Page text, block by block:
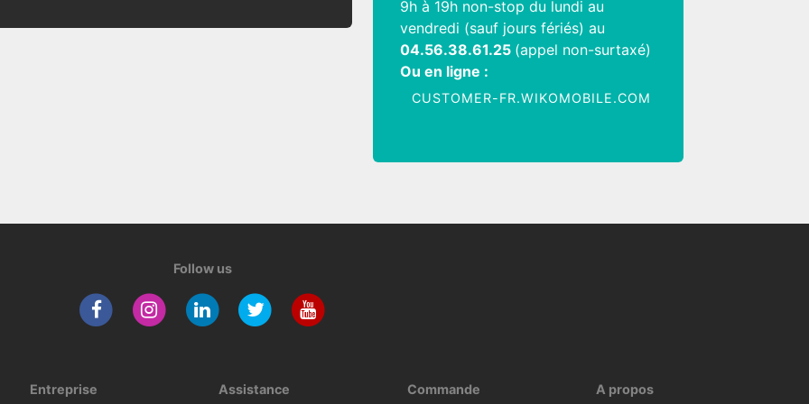
9h à 19h non-stop du lundi au
vendredi (sauf jours fériés) au
04.56.38.61.25 (appel non-surtaxé)
Ou en ligne :
CUSTOMER-FR.WIKOMOBILE.COM
Follow us
Entreprise Assistance Commande A propos